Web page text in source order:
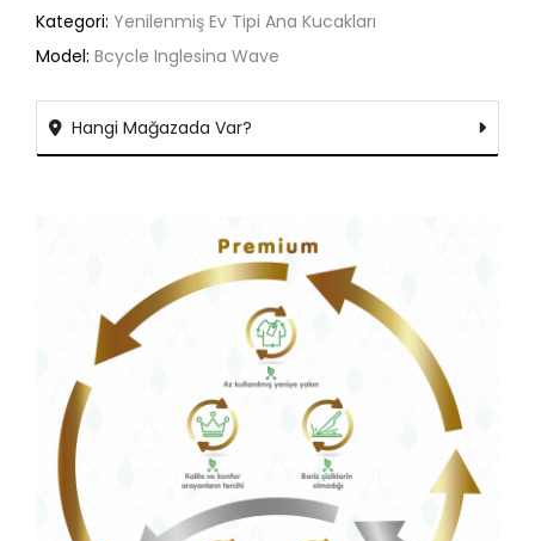
Kategori: Yenilenmiş Ev Tipi Ana Kucakları
Model: Bcycle Inglesina Wave
Hangi Mağazada Var?